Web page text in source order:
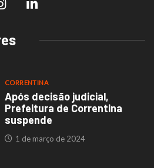
CORRENTINA
Após decisão judicial,
Prefeitura de Correntina
suspende
1 de março de 2024